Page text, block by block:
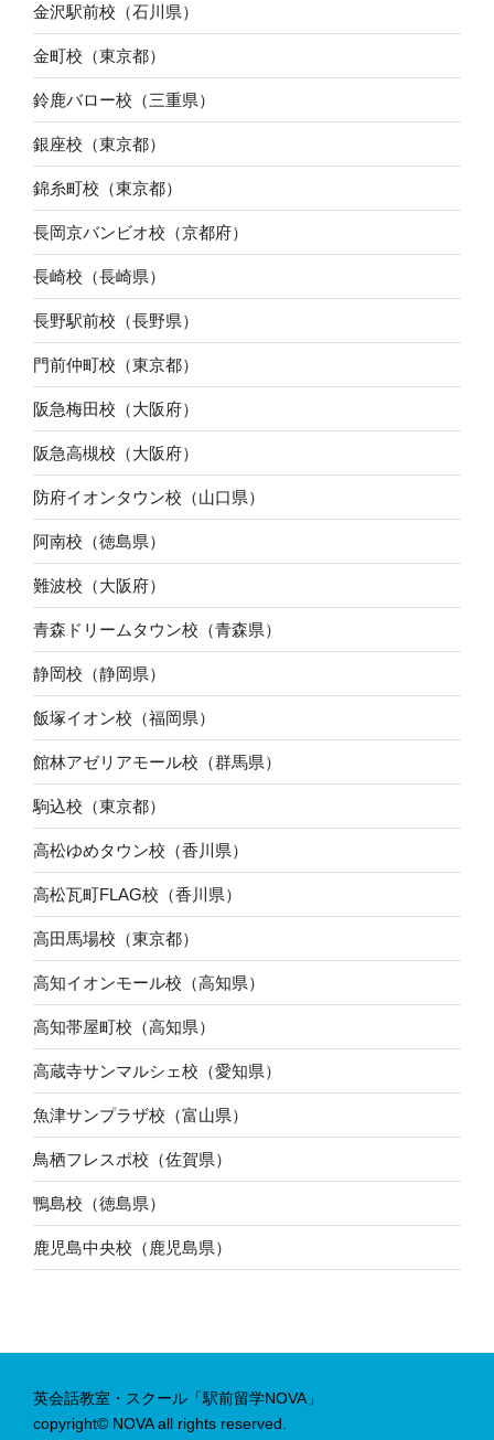
金沢駅前校（石川県）
金町校（東京都）
鈴鹿バロー校（三重県）
銀座校（東京都）
錦糸町校（東京都）
長岡京バンビオ校（京都府）
長崎校（長崎県）
長野駅前校（長野県）
門前仲町校（東京都）
阪急梅田校（大阪府）
阪急高槻校（大阪府）
防府イオンタウン校（山口県）
阿南校（徳島県）
難波校（大阪府）
青森ドリームタウン校（青森県）
静岡校（静岡県）
飯塚イオン校（福岡県）
館林アゼリアモール校（群馬県）
駒込校（東京都）
高松ゆめタウン校（香川県）
高松瓦町FLAG校（香川県）
高田馬場校（東京都）
高知イオンモール校（高知県）
高知帯屋町校（高知県）
高蔵寺サンマルシェ校（愛知県）
魚津サンプラザ校（富山県）
鳥栖フレスポ校（佐賀県）
鴨島校（徳島県）
鹿児島中央校（鹿児島県）
英会話教室・スクール「駅前留学NOVA」
copyright© NOVA all rights reserved.